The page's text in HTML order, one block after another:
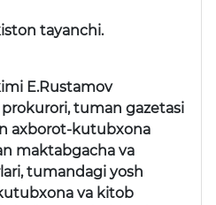
tayanchi.
E.Rustamov
tuman gazetasi
axborot-kutubxona
maktabgacha va
tumandagi yosh
va kitob